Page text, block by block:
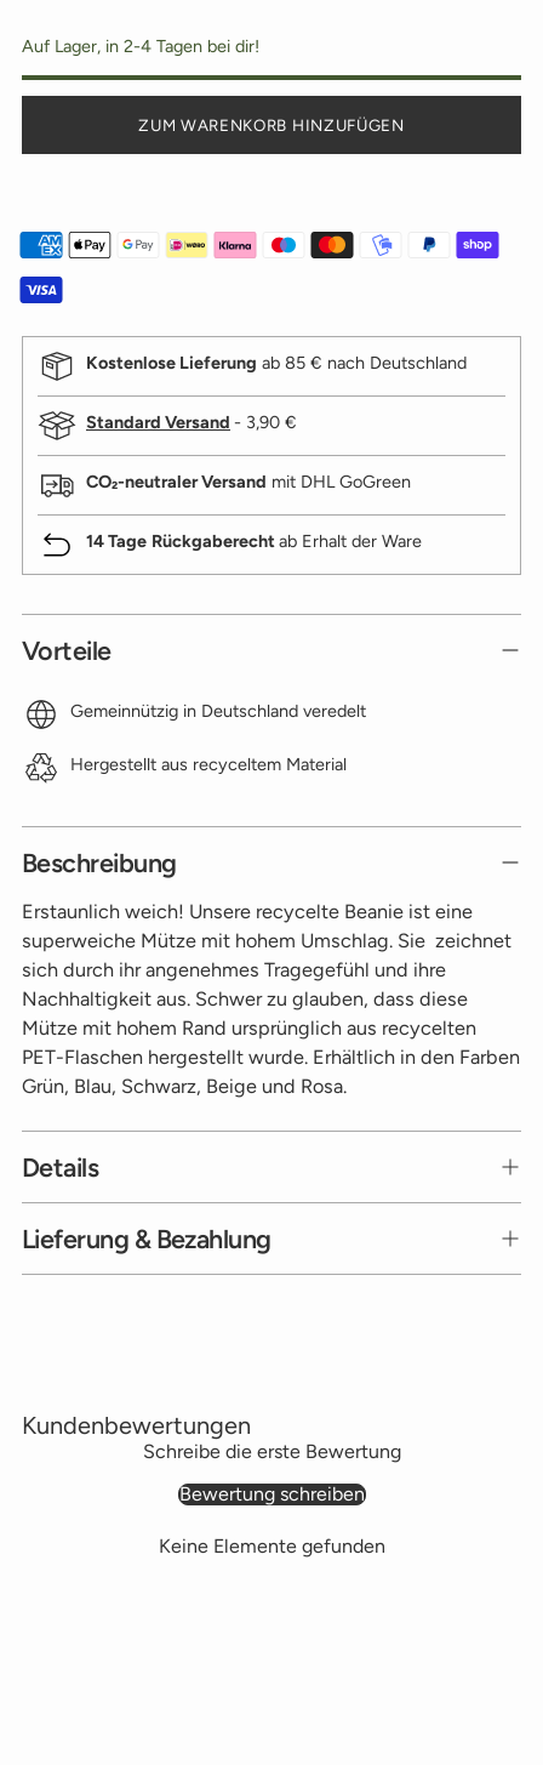
Auf Lager, in 2-4 Tagen bei dir!
ZUM WARENKORB HINZUFÜGEN
Kostenlose Lieferung ab 85 € nach Deutschland
Standard Versand - 3,90 €
CO₂-neutraler Versand mit DHL GoGreen
14 Tage Rückgaberechtab Erhalt der Ware
Vorteile
Gemeinnützig in Deutschland veredelt
Hergestellt aus recyceltem Material
Beschreibung
Erstaunlich weich! Unsere recycelte Beanie ist eine
superweiche Mütze mit hohem Umschlag. Sie zeichnet
sich durch ihr angenehmes Tragegefühl und ihre
Nachhaltigkeit aus. Schwer zu glauben, dass diese
Mütze mit hohem Rand ursprünglich aus recycelten
PET-Flaschen hergestellt wurde. Erhältlich in den Farben
Grün, Blau, Schwarz, Beige und Rosa.
Details
Lieferung & Bezahlung
Warenkorb
Kundenbewertungen
Schreibe die erste Bewertung
Bewertung schreiben
Keine Elemente gefunden